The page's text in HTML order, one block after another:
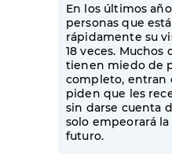
En los últimos
personas que
rápidamente su
18 veces.
tienen miedo de
completo, entran
piden que les
sin darse cuenta
solo empeorará
futuro.